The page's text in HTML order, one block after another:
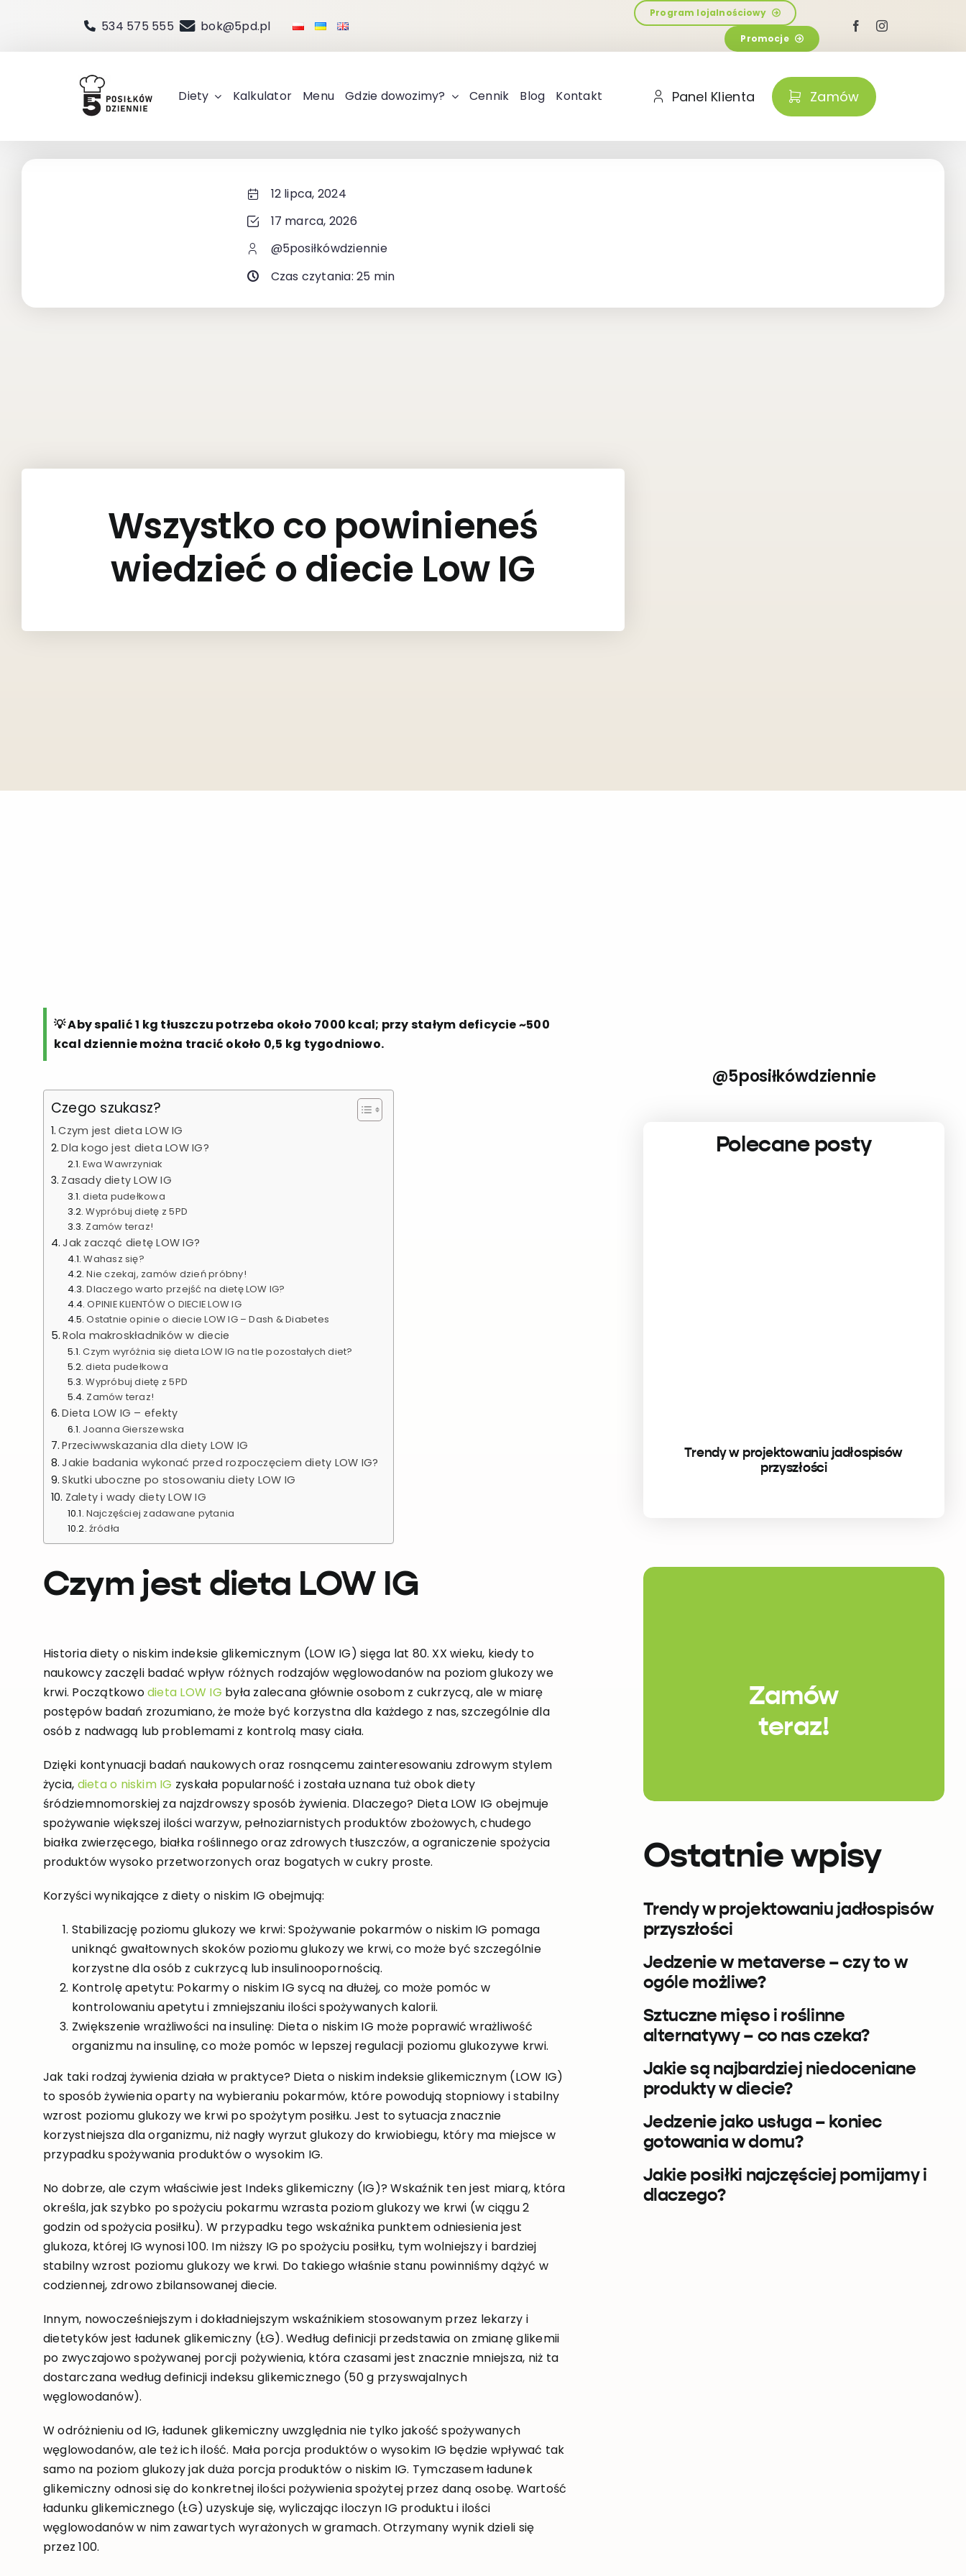
zawartości
534 575 555 bok@5pd.pl
Program lojalnościowy
Promocje
Diety Kalkulator Menu Gdzie dowozimy? Cennik Blog Kontakt Panel Klienta Zamów
12 lipca, 2024
17 marca, 2026
@5posiłkówdziennie
Czas czytania: 25 min
Wszystko co powinieneś
wiedzieć o diecie Low IG
@5posiłkówdziennie
Polecane posty
Trendy w projektowaniu jadłospisów
przyszłości
💡 Aby spalić 1 kg tłuszczu potrzeba około 7000 kcal; przy stałym deficycie ~500
kcal dziennie można tracić około 0,5 kg tygodniowo.
Czego szukasz?
Czym jest dieta LOW IG
Dla kogo jest dieta LOW IG?
Ewa Wawrzyniak
Zasady diety LOW IG
dieta pudełkowa
Wypróbuj dietę z 5PD
Zamów teraz!
Jak zacząć dietę LOW IG?
Wahasz się?
Nie czekaj, zamów dzień próbny!
Dlaczego warto przejść na dietę LOW IG?
OPINIE KLIENTÓW O DIECIE LOW IG
Ostatnie opinie o diecie LOW IG – Dash & Diabetes
Rola makroskładników w diecie
Czym wyróżnia się dieta LOW IG na tle pozostałych diet?
dieta pudełkowa
Wypróbuj dietę z 5PD
Zamów teraz!
Dieta LOW IG – efekty
Joanna Gierszewska
Przeciwwskazania dla diety LOW IG
Jakie badania wykonać przed rozpoczęciem diety LOW IG?
Skutki uboczne po stosowaniu diety LOW IG
Zalety i wady diety LOW IG
Najczęściej zadawane pytania
źródła
Czym jest dieta LOW IG
Historia diety o niskim indeksie glikemicznym (LOW IG) sięga lat 80. XX wieku, kiedy to
naukowcy zaczęli badać wpływ różnych rodzajów węglowodanów na poziom glukozy we
krwi. Początkowodieta LOW IG była zalecana głównie osobom z cukrzycą, ale w miarę
postępów badań zrozumiano, że może być korzystna dla każdego z nas, szczególnie dla
osób z nadwagą lub problemami z kontrolą masy ciała.
Dzięki kontynuacji badań naukowych oraz rosnącemu zainteresowaniu zdrowym stylem
życia, dieta o niskim IG zyskała popularność i została uznana tuż obok diety
śródziemnomorskiej za najzdrowszy sposób żywienia. Dlaczego? Dieta LOW IG obejmuje
spożywanie większej ilości warzyw, pełnoziarnistych produktów zbożowych, chudego
białka zwierzęcego, białka roślinnego oraz zdrowych tłuszczów, a ograniczenie spożycia
produktów wysoko przetworzonych oraz bogatych w cukry proste.
Korzyści wynikające z diety o niskim IG obejmują:
Stabilizację poziomu glukozy we krwi: Spożywanie pokarmów o niskim IG pomaga
uniknąć gwałtownych skoków poziomu glukozy we krwi, co może być szczególnie
korzystne dla osób z cukrzycą lub insulinoopornością.
Kontrolę apetytu: Pokarmy o niskim IG sycą na dłużej, co może pomóc w
kontrolowaniu apetytu i zmniejszaniu ilości spożywanych kalorii.
Zwiększenie wrażliwości na insulinę: Dieta o niskim IG może poprawić wrażliwość
organizmu na insulinę, co może pomóc w lepszej regulacji poziomu glukozywe krwi.
Jak taki rodzaj żywienia działa w praktyce? Dieta o niskim indeksie glikemicznym (LOW IG)
to sposób żywienia oparty na wybieraniu pokarmów, które powodują stopniowy i stabilny
wzrost poziomu glukozy we krwi po spożytym posiłku. Jest to sytuacja znacznie
korzystniejsza dla organizmu, niż nagły wyrzut glukozy do krwiobiegu, który ma miejsce w
przypadku spożywania produktów o wysokim IG.
No dobrze, ale czym właściwie jest Indeks glikemiczny (IG)? Wskaźnik ten jest miarą, która
określa, jak szybko po spożyciu pokarmu wzrasta poziom glukozy we krwi (w ciągu 2
godzin od spożycia posiłku). W przypadku tego wskaźnika punktem odniesienia jest
glukoza, której IG wynosi 100. Im niższy IG po spożyciu posiłku, tym wolniejszy i bardziej
stabilny wzrost poziomu glukozy we krwi. Do takiego właśnie stanu powinniśmy dążyć w
codziennej, zdrowo zbilansowanej diecie.
Innym, nowocześniejszym i dokładniejszym wskaźnikiem stosowanym przez lekarzy i
dietetyków jest ładunek glikemiczny (ŁG). Według definicji przedstawia on zmianę glikemii
po zwyczajowo spożywanej porcji pożywienia, która czasami jest znacznie mniejsza, niż ta
dostarczana według definicji indeksu glikemicznego (50 g przyswajalnych
węglowodanów).
W odróżnieniu od IG, ładunek glikemiczny uwzględnia nie tylko jakość spożywanych
węglowodanów, ale też ich ilość. Mała porcja produktów o wysokim IG będzie wpływać tak
samo na poziom glukozy jak duża porcja produktów o niskim IG. Tymczasem ładunek
glikemiczny odnosi się do konkretnej ilości pożywienia spożytej przez daną osobę. Wartość
ładunku glikemicznego (ŁG) uzyskuje się, wyliczając iloczyn IG produktu i ilości
węglowodanów w nim zawartych wyrażonych w gramach. Otrzymany wynik dzieli się
przez 100.
Zamów
teraz!
Ostatnie wpisy
Trendy w projektowaniu jadłospisów
przyszłości
Jedzenie w metaverse – czy to w
ogóle możliwe?
Sztuczne mięso i roślinne
alternatywy – co nas czeka?
Jakie są najbardziej niedoceniane
produkty w diecie?
Jedzenie jako usługa – koniec
gotowania w domu?
Jakie posiłki najczęściej pomijamy i
dlaczego?